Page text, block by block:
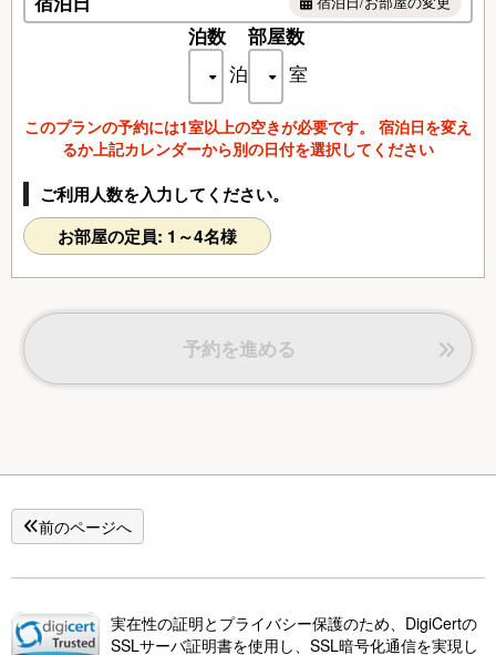
当施設は３階建ての構造となっておりますが、館内にエレベ
ーターの設備はございません。
各階へのご移動は階段のみのご利用となります。
雲：和４）、２０５（明星：和４）
泊数
泊
部屋数
室
このプランの予約には1室以上の空きが必要です。 宿泊日を変え
るか上記カレンダーから別の日付を選択してください
ご利用人数を入力してください。
お部屋の定員: 1～4名様
予約を進める
前のページへ
実在性の証明とプライバシー保護のため、DigiCertの
SSLサーバ証明書を使用し、SSL暗号化通信を実現し